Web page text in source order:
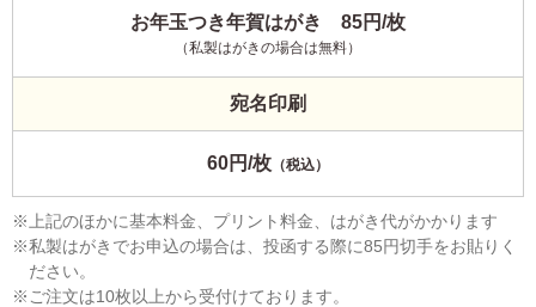
お年玉つき年賀はがき 85円/枚
（私製はがきの場合は無料）
宛名印刷
60円/枚 （税込）
上記のほかに基本料金、プリント料金、はがき代がかかります
私製はがきでお申込の場合は、投函する際に85円切手をお貼りく
ださい。
ご注文は10枚以上から受付けております。